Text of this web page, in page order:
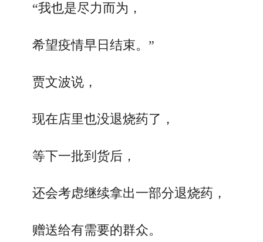
“我也是尽力而为，
希望疫情早日结束。”
贾文波说，
现在店里也没退烧药了，
等下一批到货后，
还会考虑继续拿出一部分退烧药，
赠送给有需要的群众。